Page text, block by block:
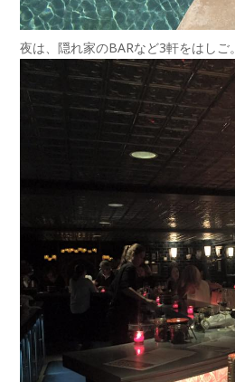
夜は、隠れ家のBARなど3軒をはしご。